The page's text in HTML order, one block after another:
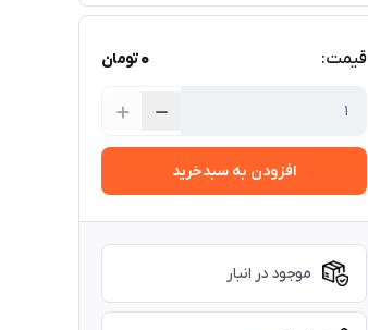
قیمت: 0تومان
افزودن به سبدخرید
موجود در انبار